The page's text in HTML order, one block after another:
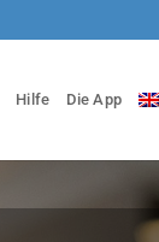
Hilfe Die App